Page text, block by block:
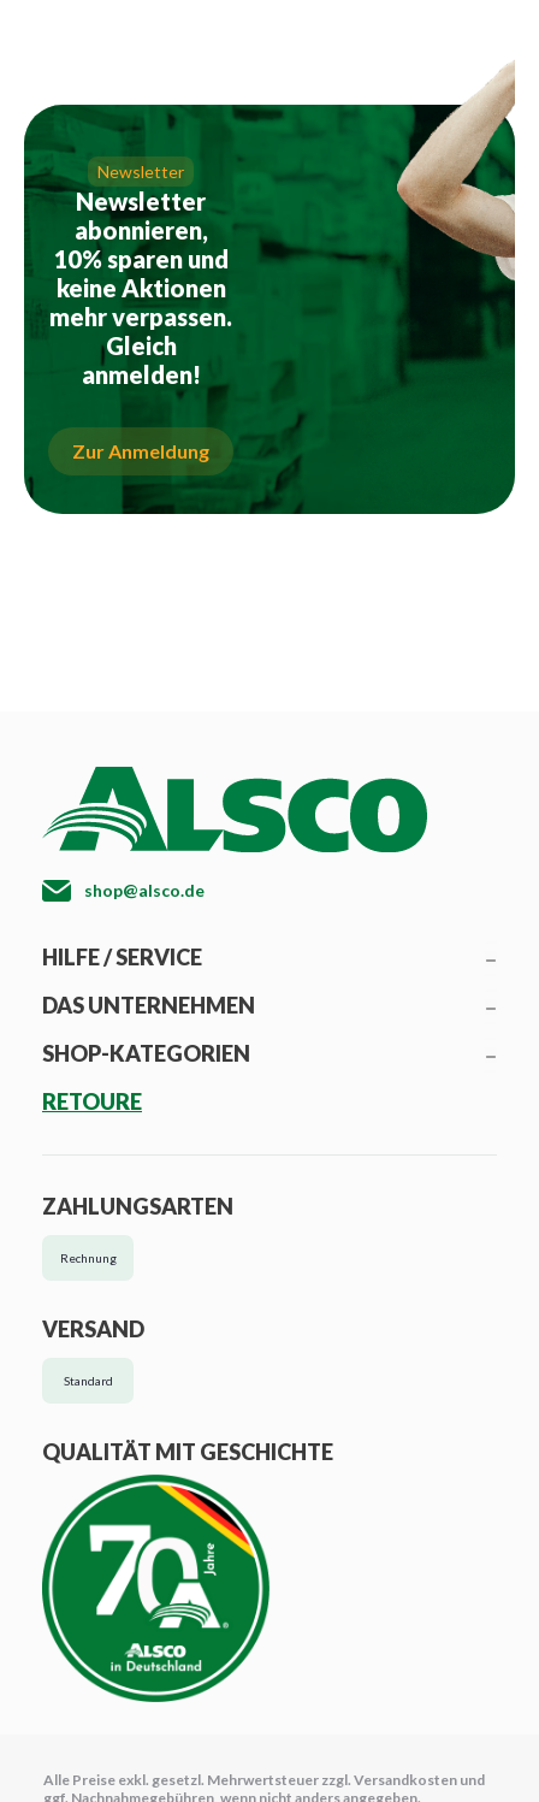
Newsletter
Newsletter
abonnieren,
10% sparen und
keine Aktionen
mehr verpassen.
Gleich
anmelden!
Zur Anmeldung
shop@alsco.de
HILFE / SERVICE
DAS UNTERNEHMEN
SHOP-KATEGORIEN
RETOURE
ZAHLUNGSARTEN
Rechnung
VERSAND
Standard
QUALITÄT MIT GESCHICHTE
Alle Preise exkl. gesetzl. Mehrwertsteuer zzgl. Versandkosten und
ggf. Nachnahmegebühren, wenn nicht anders angegeben.